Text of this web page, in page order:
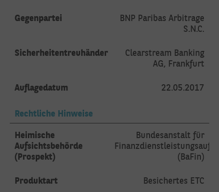
Gegenpartei
BNP Paribas Arbitrage
S.N.C.
Sicherheitentreuhänder
Clearstream Banking
AG, Frankfurt
Auflagedatum 22.05.2017
Rechtliche Hinweise
Heimische
Aufsichtsbehörde
(Prospekt)
Bundesanstalt für
(BaFin)
Produktart Besichertes ETC